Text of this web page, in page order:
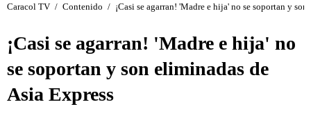
Caracol TV / Contenido / ¡Casi se agarran! 'Madre e hija' no se soportan y
¡Casi se agarran! 'Madre e hija' no
se soportan y son eliminadas de
Asia Express